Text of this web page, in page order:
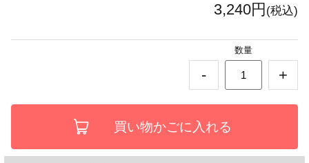
3,240円 (税込)
-
数量
+